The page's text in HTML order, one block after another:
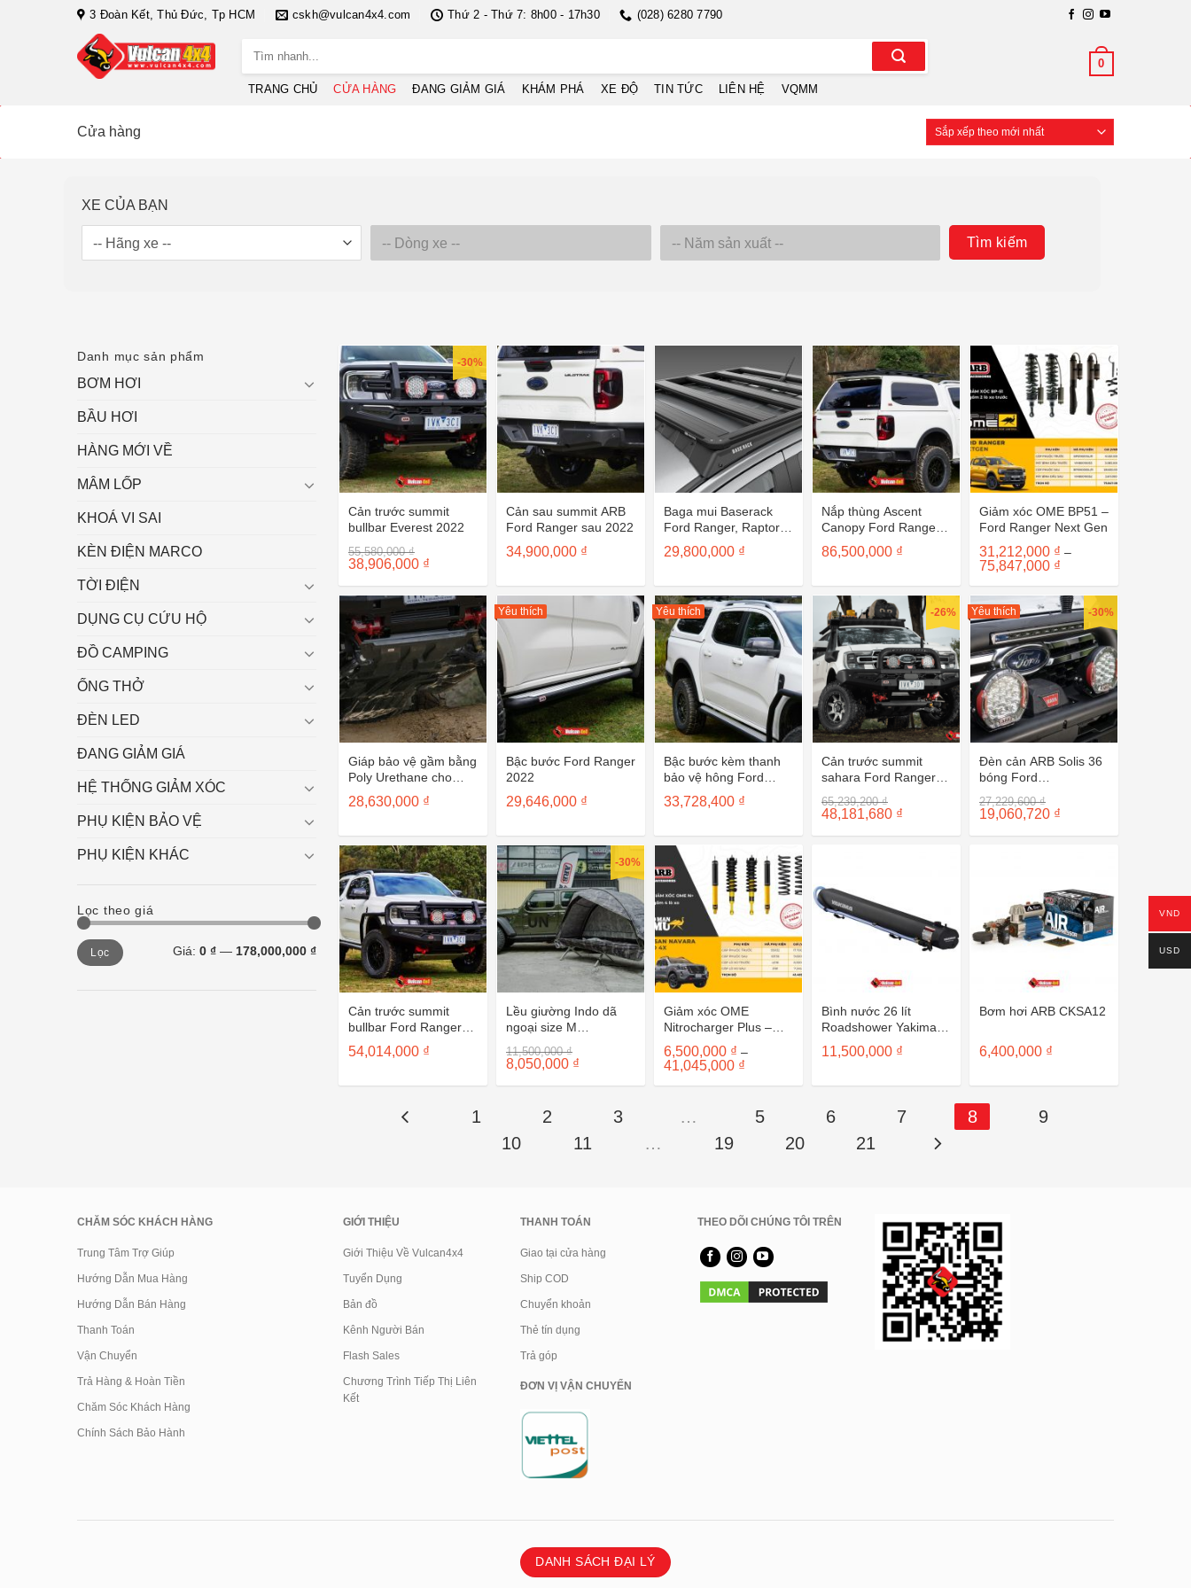
3 Đoàn Kết, Thủ Đức, Tp HCM cskh@vulcan4x4.com Thứ 2 - Thứ 7: 8h00 - 17h30 (028) 6280 7790
Tìm
TRANG CHỦ CỬA HÀNG ĐANG GIẢM GIÁ KHÁM PHÁ XE ĐỘ TIN TỨC LIÊN HỆ VQMM
0
Cửa hàng
XE CỦA BẠN
Tìm kiếm
Danh mục sản phẩm
BƠM HƠI
BẦU HƠI
HÀNG MỚI VỀ
MÂM LỐP
KHOÁ VI SAI
KÈN ĐIỆN MARCO
TỜI ĐIỆN
DỤNG CỤ CỨU HỘ
ĐỒ CAMPING
ỐNG THỞ
ĐÈN LED
ĐANG GIẢM GIÁ
HỆ THỐNG GIẢM XÓC
PHỤ KIỆN BẢO VỆ
PHỤ KIỆN KHÁC
Lọc theo giá
Giá
tối
thiểu
Giá
tối
đa
Lọc Giá: 0 ₫ — 178,000,000 ₫
-30%
Cản trước summit
bullbar Everest 2022
55,580,000₫
gốc
55,580,000 ₫.
38,906,000 ₫
tại
là:
38,906,000 ₫.
Cản sau summit ARB
Ford Ranger sau 2022
34,900,000 ₫
Baga mui Baserack
Ford Ranger, Raptor
sau 2022
29,800,000 ₫
Nắp thùng Ascent
Canopy Ford Ranger
NextGen
86,500,000 ₫
Giảm xóc OME BP51 –
Ford Ranger Next Gen
31,212,000 ₫ –
75,847,000 ₫
từ
31,212,000 ₫
đến
75,847,000 ₫
Giáp bảo vệ gầm bằng
Poly Urethane cho
Ford
Ranger/Everest/Raptor
28,630,000 ₫
Yêu thích
Bậc bước Ford Ranger
2022
29,646,000 ₫
Yêu thích
Bậc bước kèm thanh
bảo vệ hông Ford
Ranger 2022
33,728,400 ₫
-26%
Cản trước summit
sahara Ford Ranger
65,239,200₫
gốc
65,239,200 ₫.
48,181,680 ₫
tại
-30%
Yêu thích
Đèn cản ARB Solis 36
bóng Ford
27,229,600₫
gốc
27,229,600 ₫.
19,060,720 ₫
tại
Cản trước summit
bullbar Ford Ranger
2022
54,014,000 ₫
-30%
Lều giường Indo dã
ngoại size M
11,500,000₫
gốc
11,500,000 ₫.
8,050,000 ₫
tại
8,050,000 ₫.
Giảm xóc OME
Nitrocharger Plus –
Nissan Navara Pro4X
6,500,000 ₫ –
41,045,000 ₫
từ
đến
41,045,000 ₫
Bình nước 26 lít
Roadshower Yakima
8004110
11,500,000 ₫
Bơm hơi ARB CKSA12
6,400,000 ₫
1 2 3 … 5 6 7 8
9
10
11 … 19 20 21
CHĂM SÓC KHÁCH HÀNG
Trung Tâm Trợ Giúp
Hướng Dẫn Mua Hàng
Hướng Dẫn Bán Hàng
Thanh Toán
Vận Chuyển
Trả Hàng & Hoàn Tiền
Chăm Sóc Khách Hàng
Chính Sách Bảo Hành
GIỚI THIỆU
Giới Thiệu Về Vulcan4x4
Tuyển Dụng
Bản đồ
Kênh Người Bán
Flash Sales
Chương Trình Tiếp Thị Liên
Kết
THANH TOÁN
Giao tại cửa hàng
Ship COD
Chuyển khoản
Thẻ tín dụng
Trả góp
ĐƠN VỊ VẬN CHUYỂN
THEO DÕI CHÚNG TÔI TRÊN
DANH SÁCH ĐẠI LÝ
VND
USD